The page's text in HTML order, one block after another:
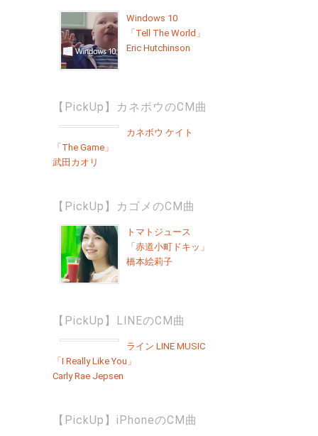
Windows 10
「Tell The World」
Eric Hutchinson
【PickUp】カネボウのCM曲
カネボウ ケイト
「The Game」
武田カオリ
【PickUp】カゴメのCM曲
トマトジュース
「赤道小町ドキッ」
橋本絵莉子
【PickUp】LINEのCM曲
ライン LINE MUSIC
「I Really Like You」
Carly Rae Jepsen
【PickUp】iPhoneのCM曲